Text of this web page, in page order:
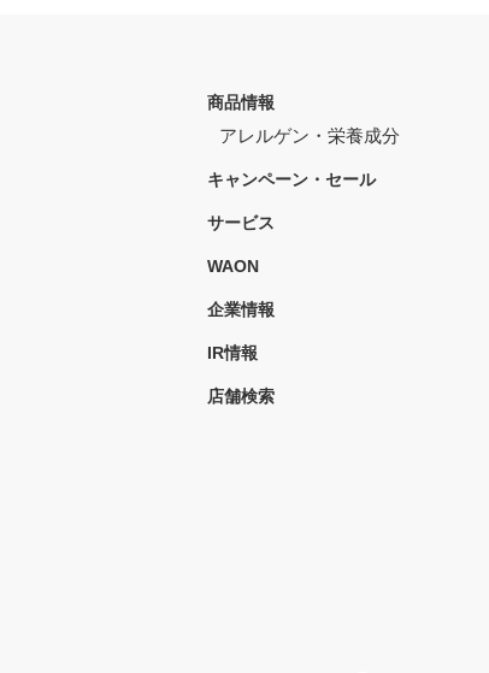
商品情報
アレルゲン・栄養成分
キャンペーン・セール
サービス
WAON
企業情報
IR情報
店舗検索